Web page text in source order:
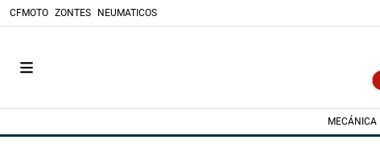
CFMOTO ZONTES NEUMATICOS
MECÁNICA